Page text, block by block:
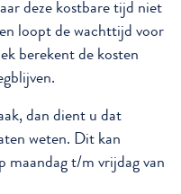
deze kostbare tijd niet
loopt de wachttijd voor
berekent de kosten
dan dient u dat
weten. Dit kan
t/m vrijdag van